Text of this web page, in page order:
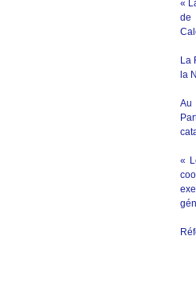
«
de
La
la
Au
«